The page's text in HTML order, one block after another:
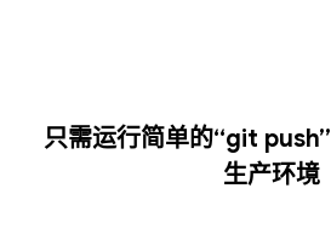
只需运行简单的“git
生产环境